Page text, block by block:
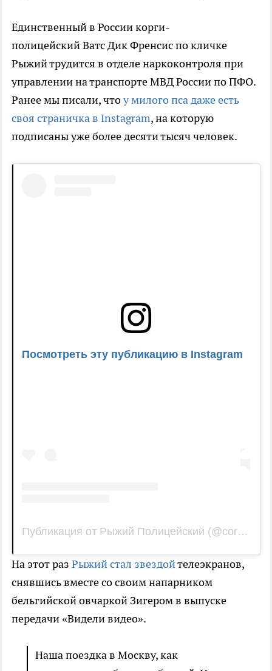
Единственный в России корги-
полицейский Ватс Дик Френсис по кличке
Рыжий трудится в отделе наркоконтроля при
управлении на транспорте МВД России по ПФО.
Ранее мы писали, чтоу милого пса даже есть
своя страничка в Instagram, на которую
подписаны уже более десяти тысяч человек.
Посмотреть эту публикацию в Instagram
Публикация от Рыжий Полицейский (@corgi_police_dog)
На этот раз Рыжий стал звездойтелеэкранов,
снявшись вместе со своим напарником
бельгийской овчаркой Зигером в выпуске
передачи «Видели видео».
Наша поездка в Москву, как